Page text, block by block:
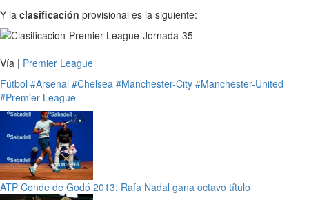
Y la clasificación provisional es la siguiente:
Vía | Premier League
Fútbol #Arsenal #Chelsea #Manchester-City #Manchester-United
#Premier League
ATP Conde de Godó 2013: Rafa Nadal gana octavo título